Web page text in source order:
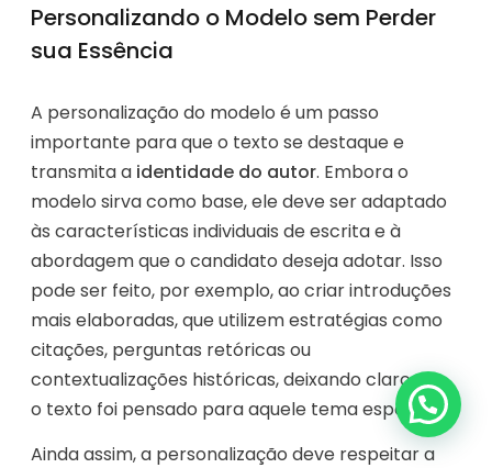
Personalizando o Modelo sem Perder
sua Essência
A personalização do modelo é um passo
importante para que o texto se destaque e
transmita a identidade do autor. Embora o
modelo sirva como base, ele deve ser adaptado
às características individuais de escrita e à
abordagem que o candidato deseja adotar. Isso
pode ser feito, por exemplo, ao criar introduções
mais elaboradas, que utilizem estratégias como
citações, perguntas retóricas ou
contextualizações históricas, deixando claro que
o texto foi pensado para aquele tema específico.
Ainda assim, a personalização deve respeitar a